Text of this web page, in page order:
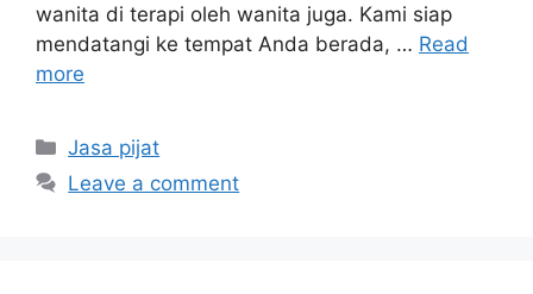
wanita di terapi oleh wanita juga. Kami siap
mendatangi ke tempat Anda berada, … Read
more
Categories
Jasa pijat
Leave a comment